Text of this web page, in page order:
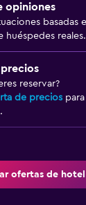
opiniones
basadas
huéspedes reales.
reservar?
de precios
ofertas de hotel